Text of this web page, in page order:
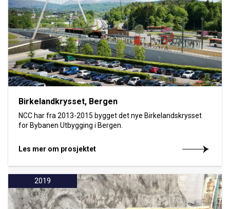
Birkelandkrysset, Bergen
NCC har fra 2013-2015 bygget det nye Birkelandskrysset
for Bybanen Utbygging i Bergen.
Les mer om prosjektet
2019